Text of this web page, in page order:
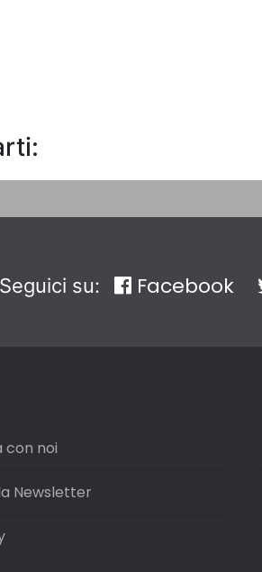
Seguici su: Facebook
con noi
Newsletter